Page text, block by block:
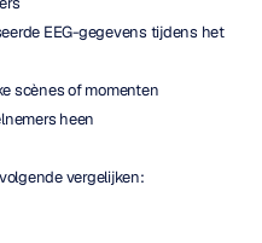
EEG-gegevens tijdens het
scènes of momenten
heen
vergelijken: